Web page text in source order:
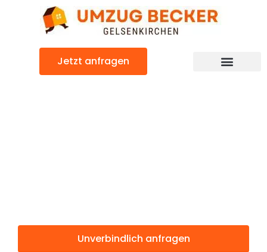
Jetzt anfragen
Unverbindlich anfragen